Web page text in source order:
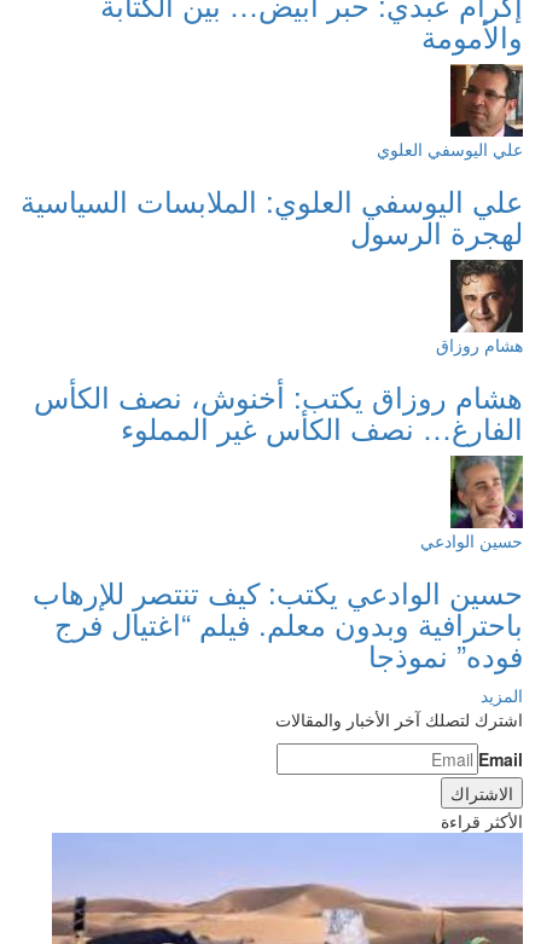
والأمومة
علي اليوسفي العلوي
علي اليوسفي العلوي: الملابسات السياسية
لهجرة الرسول
هشام روزاق
هشام روزاق يكتب: أخنوش، نصف الكأس
الفارغ… نصف الكأس غير المملوء
حسين الوادعي
حسين الوادعي يكتب: كيف تنتصر للإرهاب
باحترافية وبدون معلم. فيلم “اغتيال فرج
فوده” نموذجا
المزيد
اشترك لتصلك آخر الأخبار والمقالات
Email
الأكثر قراءة